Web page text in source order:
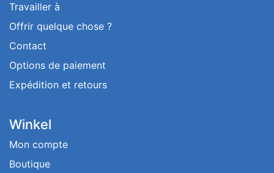
Travailler à
Offrir quelque chose ?
Contact
Options de paiement
Expédition et retours
Winkel
Mon compte
Boutique